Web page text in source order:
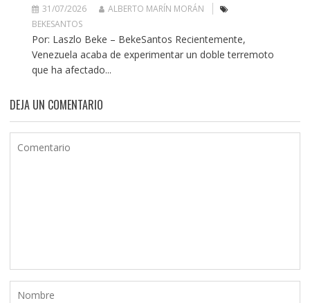
31/07/2026
ALBERTO MARÍN MORÁN
BEKESANTOS
Por: Laszlo Beke – BekeSantos Recientemente,
Venezuela acaba de experimentar un doble terremoto
que ha afectado...
DEJA UN COMENTARIO